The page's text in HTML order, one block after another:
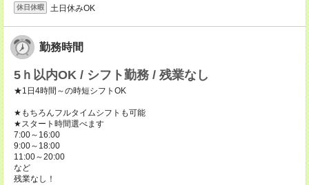
休日休暇 土日休みOK
勤務時間
5ｈ以内OK / シフト勤務 / 残業なし
★1日4時間～の時短シフトOK
★もちろんフルタイムシフトも可能
★スタート時間選べます
7:00～16:00
9:00～18:00
11:00～20:00
など
残業なし！